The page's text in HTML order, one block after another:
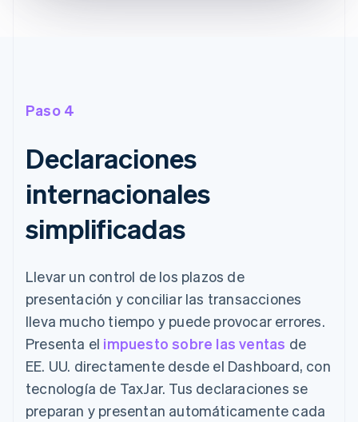
Paso 4
Declaraciones
internacionales
simplificadas
Llevar un control de los plazos de
presentación y conciliar las transacciones
lleva mucho tiempo y puede provocar errores.
Presenta el impuesto sobre las ventas de
EE. UU. directamente desde el Dashboard, con
tecnología de TaxJar. Tus declaraciones se
preparan y presentan automáticamente cada